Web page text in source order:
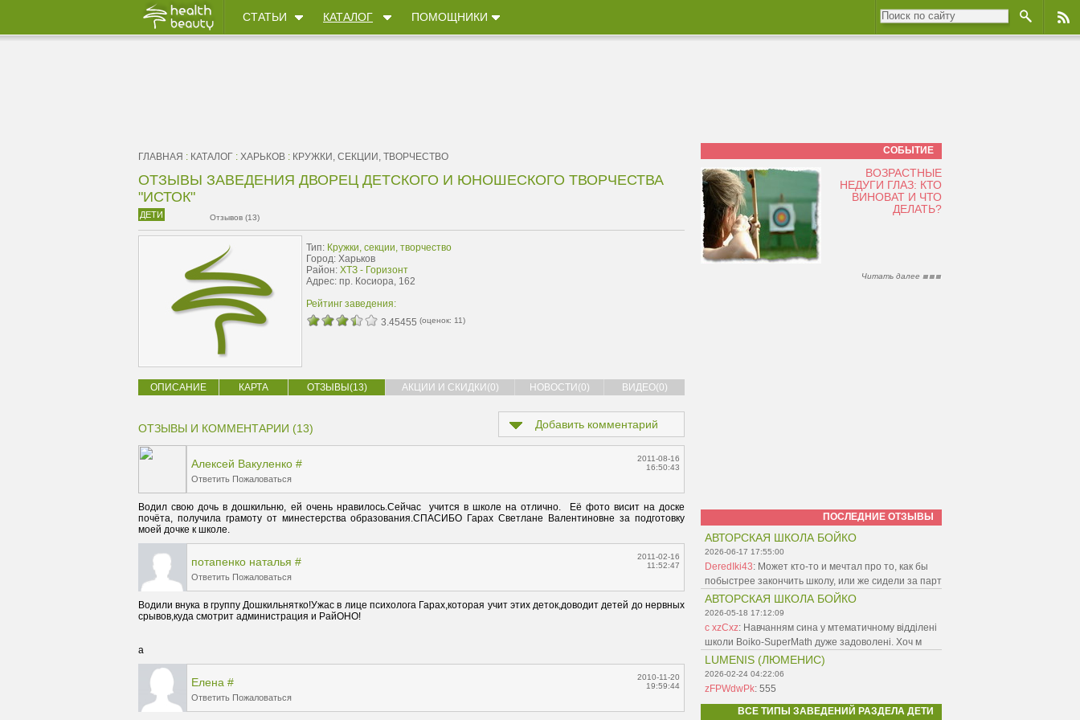
СТАТЬИ КАТАЛОГ ПОМОЩНИКИ
ГЛАВНАЯ : КАТАЛОГ : ХАРЬКОВ : КРУЖКИ, СЕКЦИИ, ТВОРЧЕСТВО
ОТЗЫВЫ ЗАВЕДЕНИЯ ДВОРЕЦ ДЕТСКОГО И ЮНОШЕСКОГО ТВОРЧЕСТВА
"ИСТОК"
ДЕТИ Отзывов (13)
Тип: Кружки, секции, творчество
Город: Харьков
Район: ХТЗ - Горизонт
Адрес: пр. Косиора, 162
Рейтинг заведения:
3.45455 (оценок: 11)
ОПИСАНИЕ КАРТА ОТЗЫВЫ(13) АКЦИИ И СКИДКИ(0) НОВОСТИ(0) ВИДЕО(0)
ОТЗЫВЫ И КОММЕНТАРИИ (13) Добавить комментарий
Алексей Вакуленко #
Ответить Пожаловаться
2011-08-16
16:50:43
Водил свою дочь в дошкильню, ей очень нравилось.Сейчас  учится в школе на отлично.  Её фото висит на доске
почёта, получила грамоту от минестерства образования.СПАСИБО Гарах Светлане Валентиновне за подготовку
моей дочке к школе.
потапенко наталья #
Ответить Пожаловаться
2011-02-16
11:52:47
Водили внука в группу Дошкильнятко!Ужас в лице психолога Гарах,которая учит этих деток,доводит детей до нервных
срывов,куда смотрит администрация и РайОНО!
а
Елена #
Ответить Пожаловаться
2010-11-20
19:59:44
СОБЫТИЕ
ВОЗРАСТНЫЕ
НЕДУГИ ГЛАЗ: КТО
ВИНОВАТ И ЧТО
ДЕЛАТЬ?
Читать далее
ПОСЛЕДНИЕ ОТЗЫВЫ
АВТОРСКАЯ ШКОЛА БОЙКО
2026-06-17 17:55:00
DeredIki43: Может кто-то и мечтал про то, как бы
побыстрее закончить школу, или же сидели за парт
АВТОРСКАЯ ШКОЛА БОЙКО
2026-05-18 17:12:09
c xzCxz: Навчанням сина у мтематичному відділені
школи Boiko-SuperMath дуже задоволені. Хоч м
LUMENIS (ЛЮМЕНИС)
2026-02-24 04:22:06
zFPWdwPk: 555
ВСЕ ТИПЫ ЗАВЕДЕНИЙ РАЗДЕЛА ДЕТИ